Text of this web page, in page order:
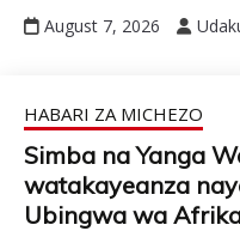
August 7, 2026
HABARI ZA MICHEZO
Simba na Yanga
watakayeanza
Ubingwa wa